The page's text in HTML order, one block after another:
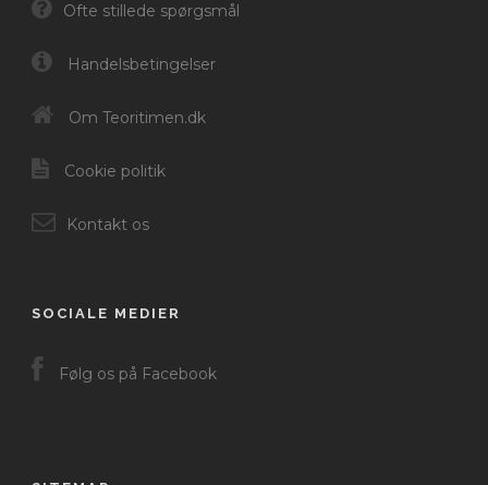
Ofte stillede spørgsmål
Handelsbetingelser
Om Teoritimen.dk
Cookie politik
Kontakt os
SOCIALE MEDIER
Følg os på Facebook